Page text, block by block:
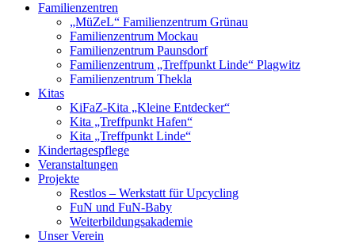
Familienzentren
„MüZeL“ Familienzentrum Grünau
Familienzentrum Mockau
Familienzentrum Paunsdorf
Familienzentrum „Treffpunkt Linde“ Plagwitz
Familienzentrum Thekla
Kitas
KiFaZ-Kita „Kleine Entdecker“
Kita „Treffpunkt Hafen“
Kita „Treffpunkt Linde“
Kindertagespflege
Veranstaltungen
Projekte
Restlos – Werkstatt für Upcycling
FuN und FuN-Baby
Weiterbildungsakademie
Unser Verein